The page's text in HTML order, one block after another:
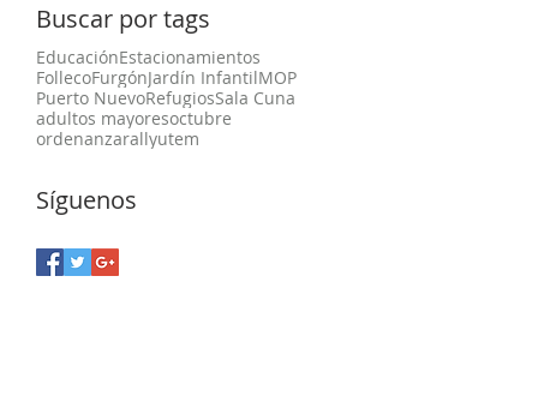
Buscar por tags
EducaciónEstacionamientos
FollecoFurgónJardín InfantilMOP
Puerto NuevoRefugiosSala Cuna
adultos mayoresoctubre
ordenanzarallyutem
Síguenos